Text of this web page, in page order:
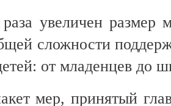
увеличен размер
сложности
от младенцев до
мер, принятый